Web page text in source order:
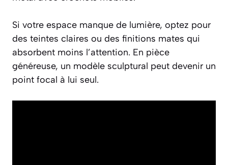
Si votre espace manque de lumière, optez pour
des teintes claires ou des finitions mates qui
absorbent moins l’attention. En pièce
généreuse, un modèle sculptural peut devenir un
point focal à lui seul.